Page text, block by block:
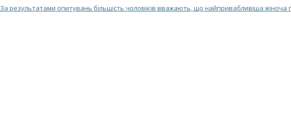
За результатами опитувань більшість чоловіків вважають, що найпривабливіша жіноча